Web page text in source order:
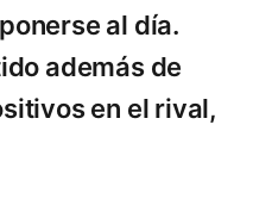
al día.
además de
en el rival,